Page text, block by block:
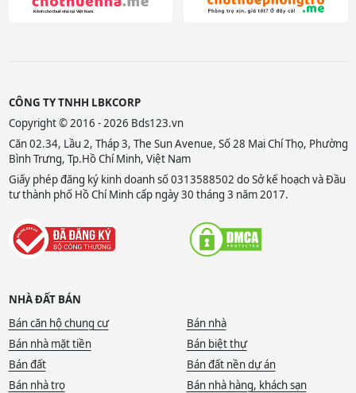
CÔNG TY TNHH LBKCORP
Copyright © 2016 - 2026 Bds123.vn
Căn 02.34, Lầu 2, Tháp 3, The Sun Avenue, Số 28 Mai Chí Thọ, Phường
Bình Trưng, Tp.Hồ Chí Minh, Việt Nam
Giấy phép đăng ký kinh doanh số 0313588502 do Sở kế hoạch và Đầu
tư thành phố Hồ Chí Minh cấp ngày 30 tháng 3 năm 2017.
NHÀ ĐẤT BÁN
Bán căn hộ chung cư
Bán nhà
Bán nhà mặt tiền
Bán biệt thự
Bán đất
Bán đất nền dự án
Bán nhà trọ
Bán nhà hàng, khách sạn